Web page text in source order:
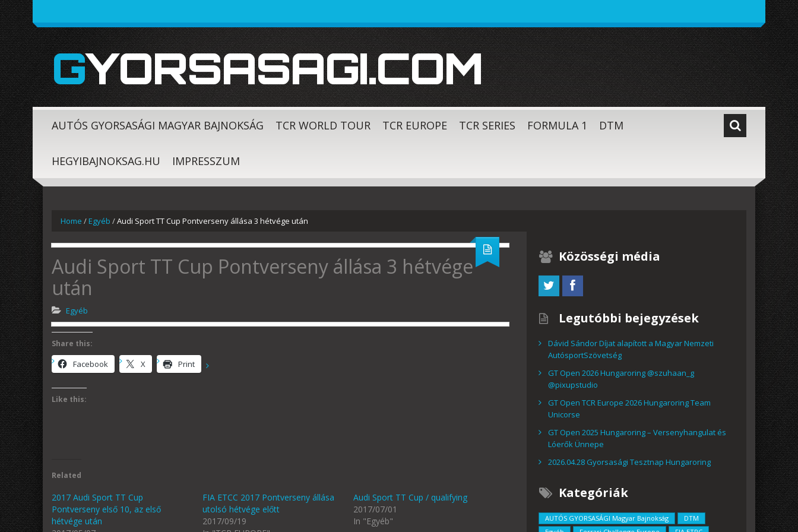
GYORSASAGI.COM
AUTÓS GYORSASÁGI MAGYAR BAJNOKSÁG TCR WORLD TOUR TCR EUROPE TCR SERIES FORMULA 1 DTM
HEGYIBAJNOKSAG.HU IMPRESSZUM
Home /Egyéb /Audi Sport TT Cup Pontverseny állása 3 hétvége után
Audi Sport TT Cup Pontverseny állása 3 hétvége
után
Egyéb
Share this:
Facebook X Print
Like this:
Related
2017 Audi Sport TT Cup
Pontverseny első 10, az első
hétvége után
FIA ETCC 2017 Pontverseny állása
utolsó hétvége előtt
2017/09/19
Audi Sport TT Cup / qualifying
2017/07/01
In "Egyéb"
Közösségi média
Legutóbbi bejegyzések
Dávid Sándor Díjat alapított a Magyar Nemzeti
AutósportSzövetség
GT Open 2026 Hungaroring @szuhaan_g
@pixupstudio
GT Open TCR Europe 2026 Hungaroring Team
Unicorse
GT Open 2025 Hungaroring – Versenyhangulat és
Lóerők Ünnepe
2026.04.28 Gyorsasági Tesztnap Hungaroring
Kategóriák
AUTÓS GYORSASÁGI Magyar Bajnokság
DTM